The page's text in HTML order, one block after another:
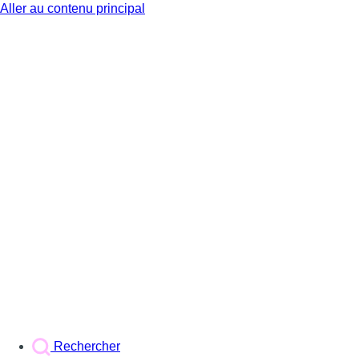
Aller au contenu principal
Rechercher